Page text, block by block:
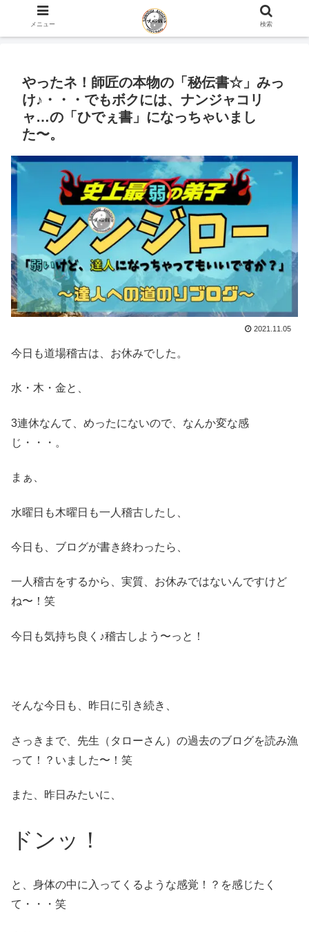
ホーム 史上最弱の弟子のブログ
やったネ！師匠の本物の「秘伝書☆」みっ
け♪・・・でもボクには、ナンジャコリ
ャ…の「ひでぇ書」になっちゃいまし
た〜。
2021.11.05
今日も道場稽古は、お休みでした。
水・木・金と、
3連休なんて、めったにないので、なんか変な感
じ・・・。
まぁ、
水曜日も木曜日も一人稽古したし、
今日も、ブログが書き終わったら、
一人稽古をするから、実質、お休みではないんですけど
ね〜！笑
今日も気持ち良く♪稽古しよう〜っと！
そんな今日も、昨日に引き続き、
さっきまで、先生（タローさん）の過去のブログを読み漁
って！？いました〜！笑
また、昨日みたいに、
ドンッ！
と、身体の中に入ってくるような感覚！？を感じたく
て・・・笑
メニュー 検索